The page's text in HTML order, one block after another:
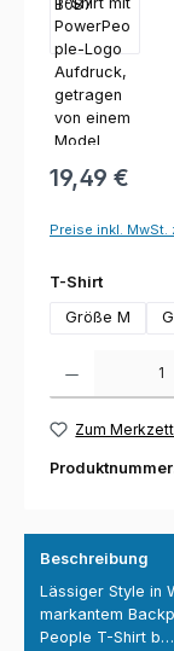
19,49 €
Preise inkl.
T-Shirt
Größe M
Produkt Anzahl:
Zum
Beschreibung
Lässiger Style in
markantem
People T-Shirt b…